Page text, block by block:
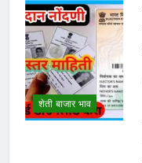
शेती बाजार भाव